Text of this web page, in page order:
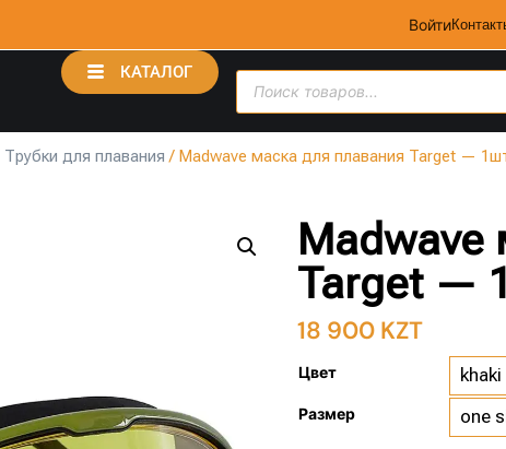
Войти
КАТАЛОГ
для плавания / Madwave маска для плавания Target —
Madwave
Target —
18 900 KZT
Цвет
Размер